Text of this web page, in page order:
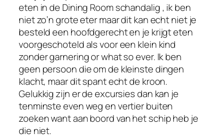
eten in de Dining Room schandalig , ik ben
niet zo’n grote eter maar dit kan echt niet je
besteld een hoofdgerecht en je krijgt eten
voorgeschoteld als voor een klein kind
zonder garnering or what so ever. Ik ben
geen persoon die om de kleinste dingen
klacht, maar dit spant echt de kroon.
Gelukkig zijn er de excursies dan kan je
tenminste even weg en vertier buiten
zoeken want aan boord van het schip heb je
die niet.